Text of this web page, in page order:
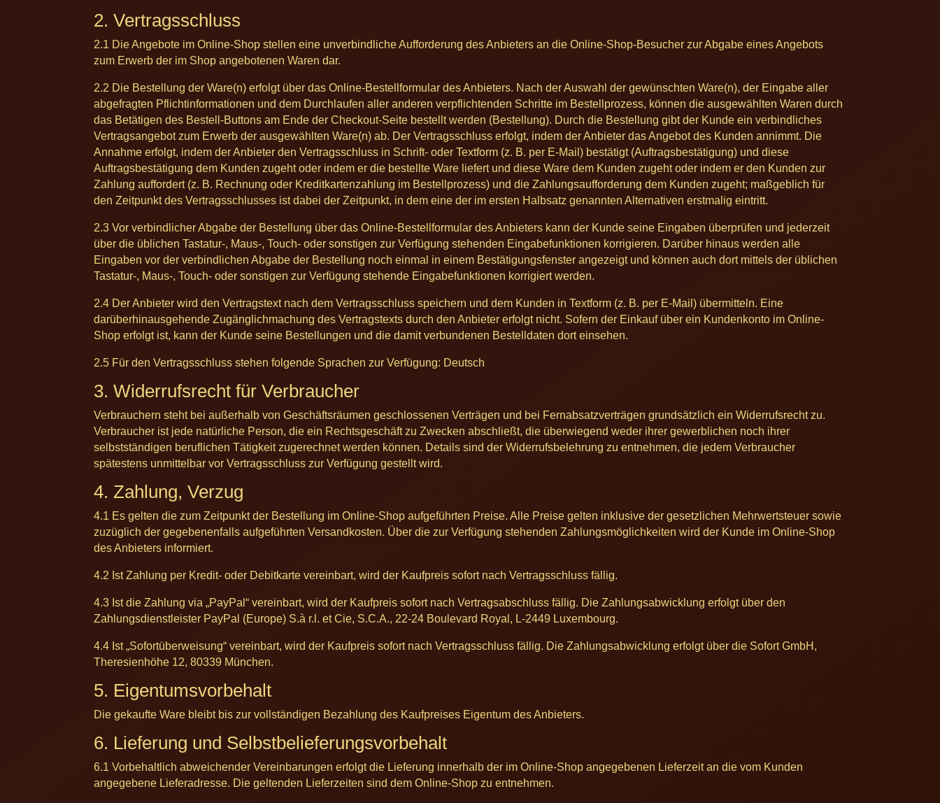
2. Vertragsschluss
2.1 Die Angebote im Online-Shop stellen eine unverbindliche Aufforderung des Anbieters an die Online-Shop-Besucher zur Abgabe eines Angebots
zum Erwerb der im Shop angebotenen Waren dar.
2.2 Die Bestellung der Ware(n) erfolgt über das Online-Bestellformular des Anbieters. Nach der Auswahl der gewünschten Ware(n), der Eingabe aller
abgefragten Pflichtinformationen und dem Durchlaufen aller anderen verpflichtenden Schritte im Bestellprozess, können die ausgewählten Waren durch
das Betätigen des Bestell-Buttons am Ende der Checkout-Seite bestellt werden (Bestellung). Durch die Bestellung gibt der Kunde ein verbindliches
Vertragsangebot zum Erwerb der ausgewählten Ware(n) ab. Der Vertragsschluss erfolgt, indem der Anbieter das Angebot des Kunden annimmt. Die
Annahme erfolgt, indem der Anbieter den Vertragsschluss in Schrift- oder Textform (z. B. per E-Mail) bestätigt (Auftragsbestätigung) und diese
Auftragsbestätigung dem Kunden zugeht oder indem er die bestellte Ware liefert und diese Ware dem Kunden zugeht oder indem er den Kunden zur
Zahlung auffordert (z. B. Rechnung oder Kreditkartenzahlung im Bestellprozess) und die Zahlungsaufforderung dem Kunden zugeht; maßgeblich für
den Zeitpunkt des Vertragsschlusses ist dabei der Zeitpunkt, in dem eine der im ersten Halbsatz genannten Alternativen erstmalig eintritt.
2.3 Vor verbindlicher Abgabe der Bestellung über das Online-Bestellformular des Anbieters kann der Kunde seine Eingaben überprüfen und jederzeit
über die üblichen Tastatur-, Maus-, Touch- oder sonstigen zur Verfügung stehenden Eingabefunktionen korrigieren. Darüber hinaus werden alle
Eingaben vor der verbindlichen Abgabe der Bestellung noch einmal in einem Bestätigungsfenster angezeigt und können auch dort mittels der üblichen
Tastatur-, Maus-, Touch- oder sonstigen zur Verfügung stehende Eingabefunktionen korrigiert werden.
2.4 Der Anbieter wird den Vertragstext nach dem Vertragsschluss speichern und dem Kunden in Textform (z. B. per E-Mail) übermitteln. Eine
darüberhinausgehende Zugänglichmachung des Vertragstexts durch den Anbieter erfolgt nicht. Sofern der Einkauf über ein Kundenkonto im Online-
Shop erfolgt ist, kann der Kunde seine Bestellungen und die damit verbundenen Bestelldaten dort einsehen.
2.5 Für den Vertragsschluss stehen folgende Sprachen zur Verfügung: Deutsch
3. Widerrufsrecht für Verbraucher
Verbrauchern steht bei außerhalb von Geschäftsräumen geschlossenen Verträgen und bei Fernabsatzverträgen grundsätzlich ein Widerrufsrecht zu.
Verbraucher ist jede natürliche Person, die ein Rechtsgeschäft zu Zwecken abschließt, die überwiegend weder ihrer gewerblichen noch ihrer
selbstständigen beruflichen Tätigkeit zugerechnet werden können. Details sind der Widerrufsbelehrung zu entnehmen, die jedem Verbraucher
spätestens unmittelbar vor Vertragsschluss zur Verfügung gestellt wird.
4. Zahlung, Verzug
4.1 Es gelten die zum Zeitpunkt der Bestellung im Online-Shop aufgeführten Preise. Alle Preise gelten inklusive der gesetzlichen Mehrwertsteuer sowie
zuzüglich der gegebenenfalls aufgeführten Versandkosten. Über die zur Verfügung stehenden Zahlungsmöglichkeiten wird der Kunde im Online-Shop
des Anbieters informiert.
4.2 Ist Zahlung per Kredit- oder Debitkarte vereinbart, wird der Kaufpreis sofort nach Vertragsschluss fällig.
4.3 Ist die Zahlung via „PayPal“ vereinbart, wird der Kaufpreis sofort nach Vertragsabschluss fällig. Die Zahlungsabwicklung erfolgt über den
Zahlungsdienstleister PayPal (Europe) S.à r.l. et Cie, S.C.A., 22-24 Boulevard Royal, L-2449 Luxembourg.
4.4 Ist „Sofortüberweisung“ vereinbart, wird der Kaufpreis sofort nach Vertragsschluss fällig. Die Zahlungsabwicklung erfolgt über die Sofort GmbH,
Theresienhöhe 12, 80339 München.
5. Eigentumsvorbehalt
Die gekaufte Ware bleibt bis zur vollständigen Bezahlung des Kaufpreises Eigentum des Anbieters.
6. Lieferung und Selbstbelieferungsvorbehalt
6.1 Vorbehaltlich abweichender Vereinbarungen erfolgt die Lieferung innerhalb der im Online-Shop angegebenen Lieferzeit an die vom Kunden
angegebene Lieferadresse. Die geltenden Lieferzeiten sind dem Online-Shop zu entnehmen.